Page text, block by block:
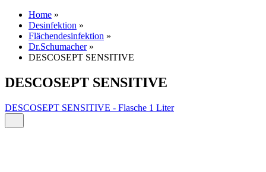
Home »
Desinfektion »
Flächendesinfektion »
Dr.Schumacher »
DESCOSEPT SENSITIVE
DESCOSEPT SENSITIVE
DESCOSEPT SENSITIVE - Flasche 1 Liter